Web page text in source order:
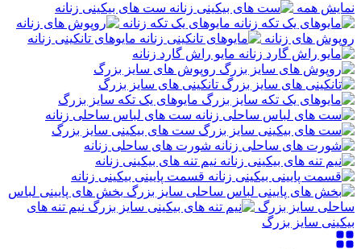
نمایش همه
ست های بیکینی زنانه
مایوهای یک تکه زنانه
روپوش های زنانه
مایوهای تانکینی زنانه
مایو راش گارد زنانه
روپوش های سایز بزرگ
تانکینی های سایز بزرگ
مایوهای یک تکه سایز بزرگ
ست های لباس ساحلی زنانه
ست های بیکینی سایز بزرگ
شورت های ساحلی زنانه
نیم تنه های بیکینی زنانه
قسمت پایینی بیکینی زنانه
بخش های پایینی لباس
ساحلی سایز بزرگ
نیم تنه های
بیکینی سایز بزرگ